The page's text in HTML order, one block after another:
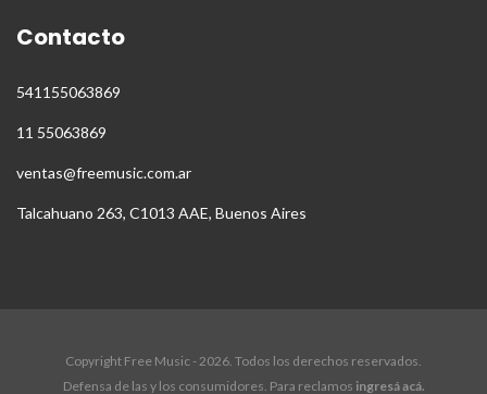
Contacto
541155063869
11 55063869
ventas@freemusic.com.ar
Talcahuano 263, C1013 AAE, Buenos Aires
Copyright Free Music - 2026. Todos los derechos reservados.
Defensa de las y los consumidores. Para reclamos ingresá acá.